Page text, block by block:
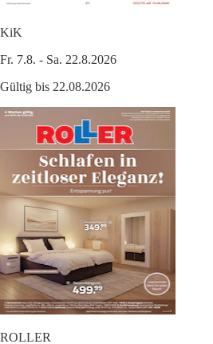
KiK
Fr. 7.8. - Sa. 22.8.2026
Gültig bis 22.08.2026
ROLLER